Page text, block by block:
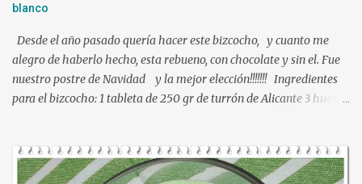
posibl...
blanco
Desde el año pasado quería hacer este bizcocho, y cuanto me
alegro de haberlo hecho, esta rebueno, con chocolate y sin el. Fue
nuestro postre de Navidad y la mejor elección!!!!!!! Ingredientes
para el bizcocho: 1 tableta de 250 gr de turrón de Alicante 3 huevos
levadura química una pizca da sal Ingredientes para la cobertura:
300 gr de chocolate blanco 50 gr de mantequilla Preparación: